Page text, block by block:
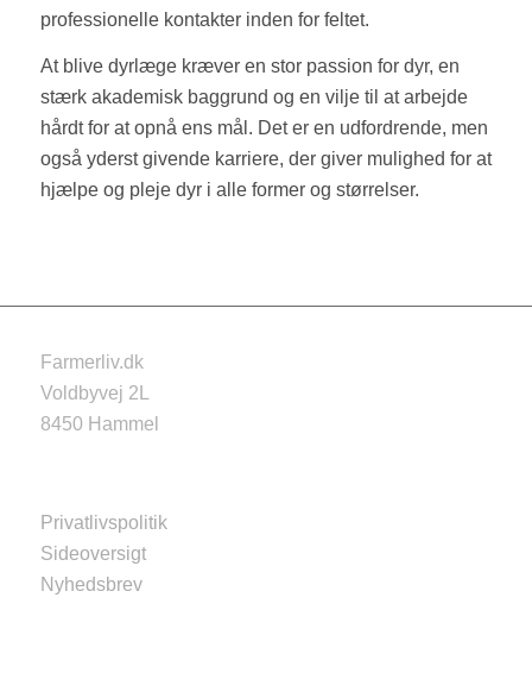
professionelle kontakter inden for feltet.
At blive dyrlæge kræver en stor passion for dyr, en
stærk akademisk baggrund og en vilje til at arbejde
hårdt for at opnå ens mål. Det er en udfordrende, men
også yderst givende karriere, der giver mulighed for at
hjælpe og pleje dyr i alle former og størrelser.
Farmerliv.dk
Voldbyvej 2L
8450 Hammel
Privatlivspolitik
Sideoversigt
Nyhedsbrev